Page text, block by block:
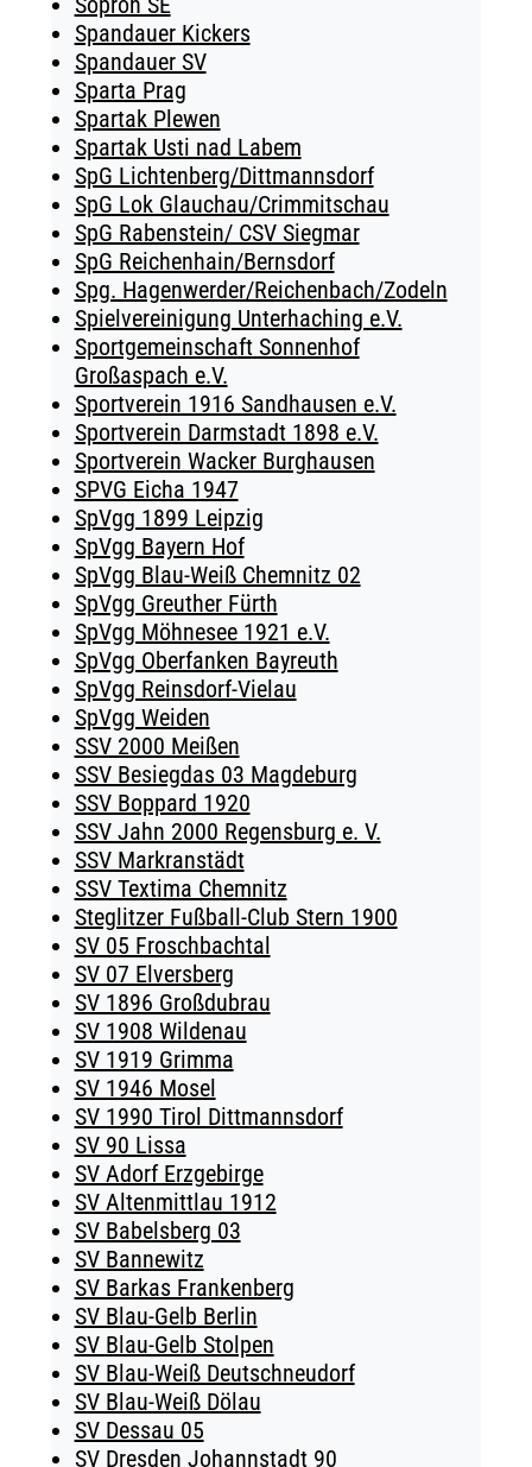
Spandauer Kickers
Spandauer SV
Sparta Prag
Spartak Plewen
Spartak Usti nad Labem
SpG Lichtenberg/Dittmannsdorf
SpG Lok Glauchau/Crimmitschau
SpG Rabenstein/ CSV Siegmar
SpG Reichenhain/Bernsdorf
Spg. Hagenwerder/Reichenbach/Zodeln
Spielvereinigung Unterhaching e.V.
Sportgemeinschaft Sonnenhof
Großaspach e.V.
Sportverein 1916 Sandhausen e.V.
Sportverein Darmstadt 1898 e.V.
Sportverein Wacker Burghausen
SPVG Eicha 1947
SpVgg 1899 Leipzig
SpVgg Bayern Hof
SpVgg Blau-Weiß Chemnitz 02
SpVgg Greuther Fürth
SpVgg Möhnesee 1921 e.V.
SpVgg Oberfanken Bayreuth
SpVgg Reinsdorf-Vielau
SpVgg Weiden
SSV 2000 Meißen
SSV Besiegdas 03 Magdeburg
SSV Boppard 1920
SSV Jahn 2000 Regensburg e. V.
SSV Markranstädt
SSV Textima Chemnitz
Steglitzer Fußball-Club Stern 1900
SV 05 Froschbachtal
SV 07 Elversberg
SV 1896 Großdubrau
SV 1908 Wildenau
SV 1919 Grimma
SV 1946 Mosel
SV 1990 Tirol Dittmannsdorf
SV 90 Lissa
SV Adorf Erzgebirge
SV Altenmittlau 1912
SV Babelsberg 03
SV Bannewitz
SV Barkas Frankenberg
SV Blau-Gelb Berlin
SV Blau-Gelb Stolpen
SV Blau-Weiß Deutschneudorf
SV Blau-Weiß Dölau
SV Dessau 05
SV Dresden Johannstadt 90